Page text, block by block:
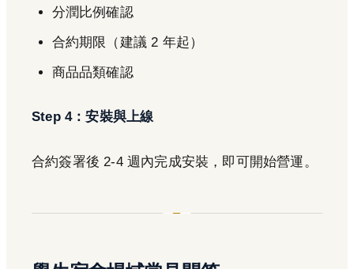
分潤比例確認
合約期限（建議 2 年起）
商品品類確認
Step 4：安裝與上線
合約簽署後 2-4 週內完成安裝，即可開始營運。